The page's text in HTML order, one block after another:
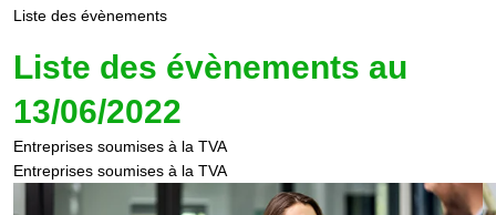
Liste des évènements
Liste des évènements au
13/06/2022
Entreprises soumises à la TVA
Entreprises soumises à la TVA